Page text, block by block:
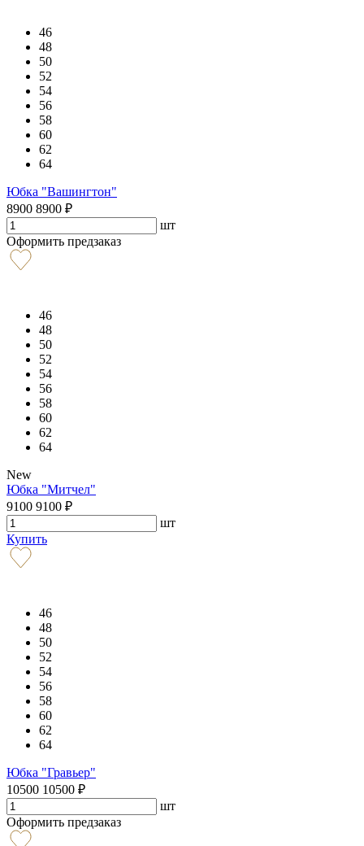
46
48
50
52
54
56
58
60
62
64
Юбка "Вашингтон"
8900 8900 ₽
шт
Оформить предзаказ
46
48
50
52
54
56
58
60
62
64
New
Юбка "Митчел"
9100 9100 ₽
шт
Купить
46
48
50
52
54
56
58
60
62
64
Юбка "Гравьер"
10500 10500 ₽
шт
Оформить предзаказ